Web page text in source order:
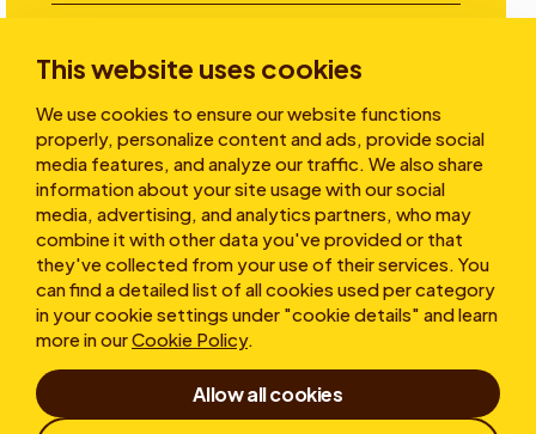
This website uses cookies
We use cookies to ensure our website functions
properly, personalize content and ads, provide social
media features, and analyze our traffic. We also share
information about your site usage with our social
media, advertising, and analytics partners, who may
combine it with other data you've provided or that
they've collected from your use of their services. You
can find a detailed list of all cookies used per category
in your cookie settings under "cookie details" and learn
more in ourCookie Policy.
Allow all cookies
Aller plus loin
A propos
Conditions d’utilisation
Déclaration de confidentialité